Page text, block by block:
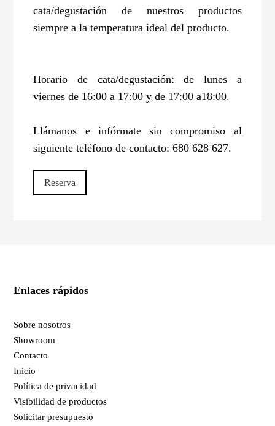
cata/degustación de nuestros productos
siempre a la temperatura ideal del producto.
Horario de cata/degustación: de lunes a
viernes de 16:00 a 17:00 y de 17:00 a18:00.
Llámanos e infórmate sin compromiso al
siguiente teléfono de contacto: 680 628 627.
Reserva
Enlaces rápidos
Sobre nosotros
Showroom
Contacto
Inicio
Política de privacidad
Visibilidad de productos
Solicitar presupuesto